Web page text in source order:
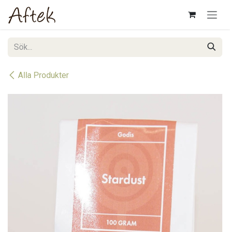
Hoppa till innehåll
Alla Produkter